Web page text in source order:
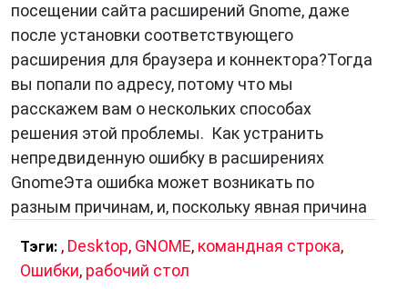
Заключение
Ошибки
являются неотъемлемой частью
человеческой деятельности. Важно понимать
природу ошибок, их причины и последствия,
чтобы эффективно их обнаруживать и
устранять.
посещении сайта расширений Gnome, даже
после установки соответствующего
расширения для браузера и коннектора?Тогда
вы попали по адресу, потому что мы
расскажем вам о нескольких способах
решения этой проблемы. Как устранить
непредвиденную ошибку в расширениях
GnomeЭта ошибка может возникать по
разным причинам, и, поскольку явная причина
Тэги: , Desktop, GNOME, командная строка,
Ошибки, рабочий стол